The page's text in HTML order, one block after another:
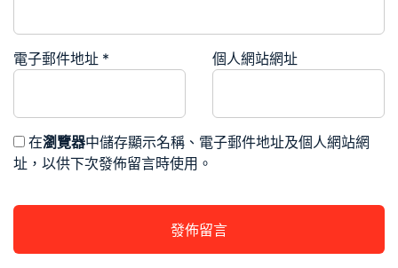
電子郵件地址 * 個人網站網址
在瀏覽器中儲存顯示名稱、電子郵件地址及個人網站網
址，以供下次發佈留言時使用。